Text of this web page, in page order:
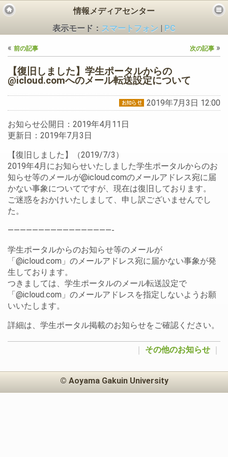
情報メディアセンター
表示モード： スマートフォン
PC
« 前の記事 次の記事 »
【復旧しました】学生ポータルからの
@icloud.comへのメール転送設定について
2019年7月3日 12:00
お知らせ公開日：2019年4月11日
更新日：2019年7月3日
【復旧しました】（2019/7/3）
2019年4月にお知らせいたしました学生ポータルからのお
知らせ等のメールが@icloud.comのメールアドレス宛に届
かない事象についてですが、現在は復旧しております。
ご迷惑をおかけいたしまして、申し訳ございませんでし
た。
—————————————————-
学生ポータルからのお知らせ等のメールが
「@icloud.com」のメールアドレス宛に届かない事象が発
生しております。
つきましては、学生ポータルのメール転送設定で
「@icloud.com」のメールアドレスを指定しないようお願
いいたします。
詳細は、学生ポータル掲載のお知らせをご確認ください。
その他のお知らせ
© Aoyama Gakuin University